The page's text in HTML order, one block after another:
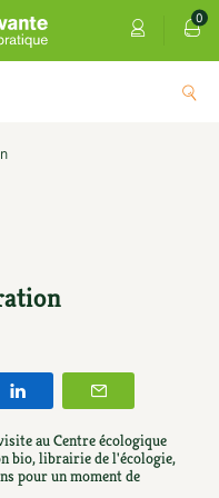
0
au Centre écologique
bio, librairie de l'écologie,
pour un moment de
€